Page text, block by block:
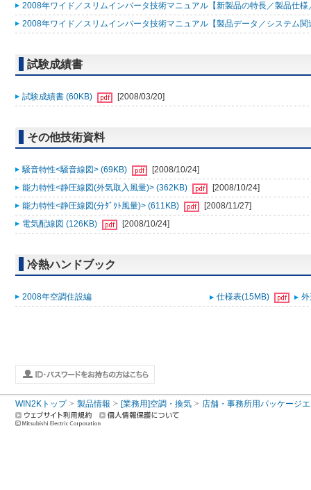
2008年ワイド／スリムインバータ技術マニュアル【新製品の特長／製品仕
2008年ワイド／スリムインバータ技術マニュアル【製品データ／システム
試験成績書
試験成績書 (60KB) [2008/03/20]
その他技術資料
騒音特性<騒音線図> (69KB)
[2008/10/24]
能力特性<静圧線図(外気取入風量)> (362KB)
[2008/10/24]
能力特性<静圧線図(分ﾀﾞｸﾄ風量)> (611KB)
[2008/11/27]
電気配線図 (126KB)
[2008/10/24]
冷熱ハンドブック
2008年空調住設編 仕様表(15MB)
WIN2Kトップ 製品情報 [業務用]空調・換気 店舗・事務所用パッケージ